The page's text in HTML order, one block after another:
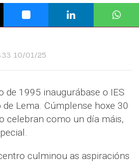
10/01/25
de 1995 inaugurábase o IES
Lema. Cúmplense hoxe 30
celebran como un día máis,
culminou as aspiracións